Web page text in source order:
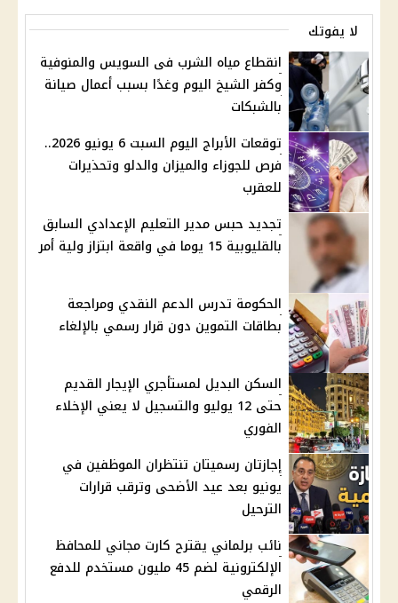
لا يفوتك
انقطاع مياه الشرب فى السويس والمنوفية
وكفر الشيخ اليوم وغدًا بسبب أعمال صيانة
بالشبكات
توقعات الأبراج اليوم السبت 6 يونيو 2026..
فرص للجوزاء والميزان والدلو وتحذيرات
للعقرب
تجديد حبس مدير التعليم الإعدادي السابق
بالقليوبية 15 يوما في واقعة ابتزاز ولية أمر
الحكومة تدرس الدعم النقدي ومراجعة
بطاقات التموين دون قرار رسمي بالإلغاء
السكن البديل لمستأجري الإيجار القديم
حتى 12 يوليو والتسجيل لا يعني الإخلاء
الفوري
إجازتان رسميتان تنتظران الموظفين في
يونيو بعد عيد الأضحى وترقب قرارات
الترحيل
نائب برلماني يقترح كارت مجاني للمحافظ
الإلكترونية لضم 45 مليون مستخدم للدفع
الرقمي